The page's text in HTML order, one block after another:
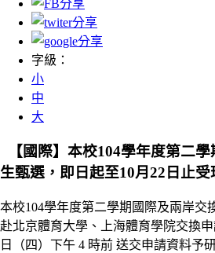
字級：
小
中
大
【國際】本校104學年度第二
生甄選，即日起至10月22日止受
本校104學年度第二學期國際及兩岸交
赴北京體育大學、上海體育學院交換申
日（四）下午 4 時前 送交申請資料予